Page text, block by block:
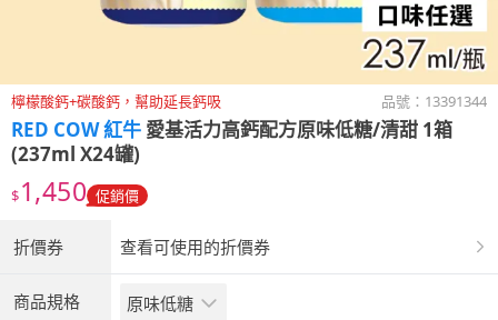
檸檬酸鈣+碳酸鈣，幫助延長鈣吸 品號： 13391344
RED COW 紅牛 愛基活力高鈣配方原味低糖/清甜 1箱
(237ml X24罐)
$1,450 促銷價
折價券 查看可使用的折價券
商品規格 原味低糖